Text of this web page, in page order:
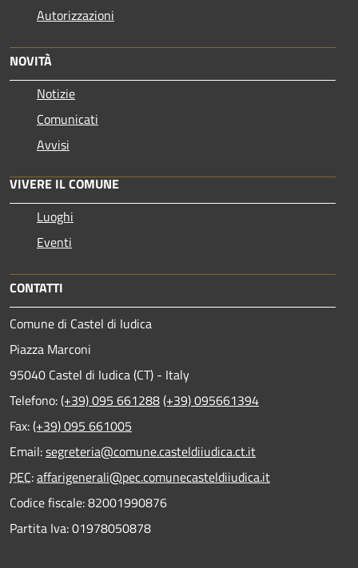
Autorizzazioni
NOVITÀ
Notizie
Comunicati
Avvisi
VIVERE IL COMUNE
Luoghi
Eventi
CONTATTI
Comune di Castel di Iudica
Piazza Marconi
95040 Castel di Iudica (CT) - Italy
Telefono:(+39) 095 661288(+39) 095661394
Fax:(+39) 095 661005
Email:segreteria@comune.casteldiiudica.ct.it
PEC:affarigenerali@pec.comunecasteldiiudica.it
Codice fiscale: 82001990876
Partita Iva: 01978050878